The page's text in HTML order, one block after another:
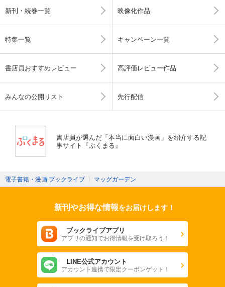
新刊・続巻一覧 映像化作品
特集一覧 キャンペーン一覧
書店員おすすめレビュー 高評価レビュー作品
みんなの公開リスト 先行配信
書店員が選んだ「本当に面白い漫画」を紹介する記
事サイト『ぶくまる』
電子書籍・漫画 ブックライブ 〉 マッグガーデン
新刊やお得な情報をお届けします！
ブックライブアプリ
アプリの通知でお得情報を受け取ろう！
LINE公式アカウント
アカウント連携で限定クーポンゲット！